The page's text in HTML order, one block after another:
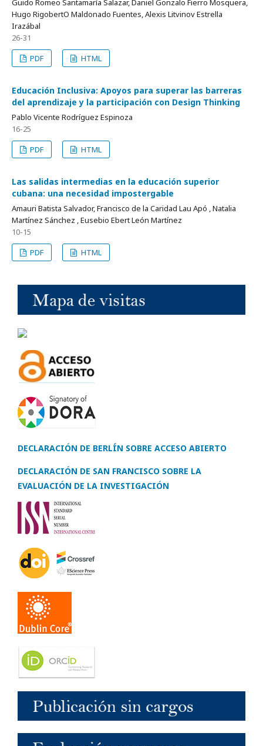
Guido Romeo Santamaría Salazar, Daniel Gonzalo Fierro Mosquera,
Hugo RigobertO Maldonado Fuentes, Alexis Litvinov Estrella
Irazábal
26-31
PDF
HTML
Educación Inclusiva: Apoyos para superar las barreras
del aprendizaje y la participación con Design Thinking
Pablo Vicente Rodríguez Espinoza
16-25
PDF
HTML
Las salidas intermedias en la educación superior
cubana: una necesidad impostergable
Amauri Batista Salvador, Francisco de la Caridad Lau Apó , Natalia
Martínez Sánchez , Eusebio Ebert León Martínez
10-15
PDF
HTML
DECLARACIÓN DE BERLÍN SOBRE ACCESO ABIERTO
DECLARACIÓN DE SAN FRANCISCO SOBRE LA
EVALUACIÓN DE LA INVESTIGACIÓN